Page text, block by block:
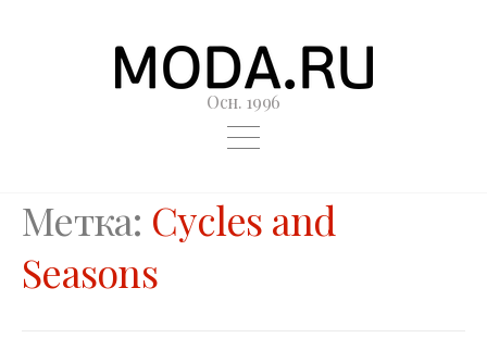
Осн. 1996
Метка: Cycles and
Seasons